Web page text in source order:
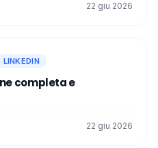
22 giu 2026
LINKEDIN
completa e
22 giu 2026